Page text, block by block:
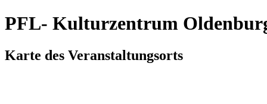
PFL- Kulturzentrum
Karte des Veranstaltungsorts